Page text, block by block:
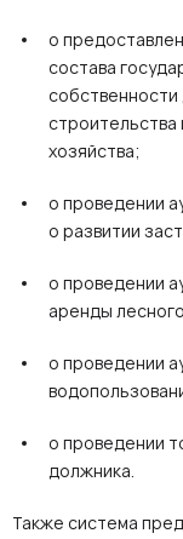
о
состава
хозяйства;
о проведении
о развитии
о проведении
аренды
о проведении
о проведении
должника.
Также система